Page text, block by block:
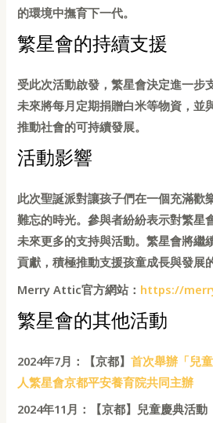
的環境中撫育下一代。
繁星會的持續支援
受此次活動啟發，繁星會決定進一步
未來將每月定期捐贈白米等物資，並
推動社會的可持續發展。
活動影響
此次聖誕派對讓孩子們在一個充滿歡
難忘的時光。參與者紛紛表示對繁星
未來更多的支持與活動。繁星會將繼
貢獻，積極推動支援孩童成長與發展
Merry Attic官方網站： https://
繁星會的其他活動
2024年7月：【京都】首次舉辦「兒
人繁星會京都平安養育院共同主辦
2024年11月：【京都】兒童慶典活動